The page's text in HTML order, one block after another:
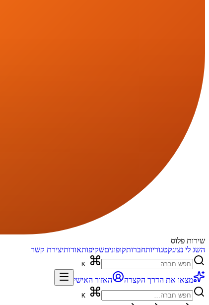
שירות פלוס
השג לי נציגקטגוריותחברותקופוניםשקיפותאודותיצירת קשר
מצאו את הדרך הקצרה האזור האישי